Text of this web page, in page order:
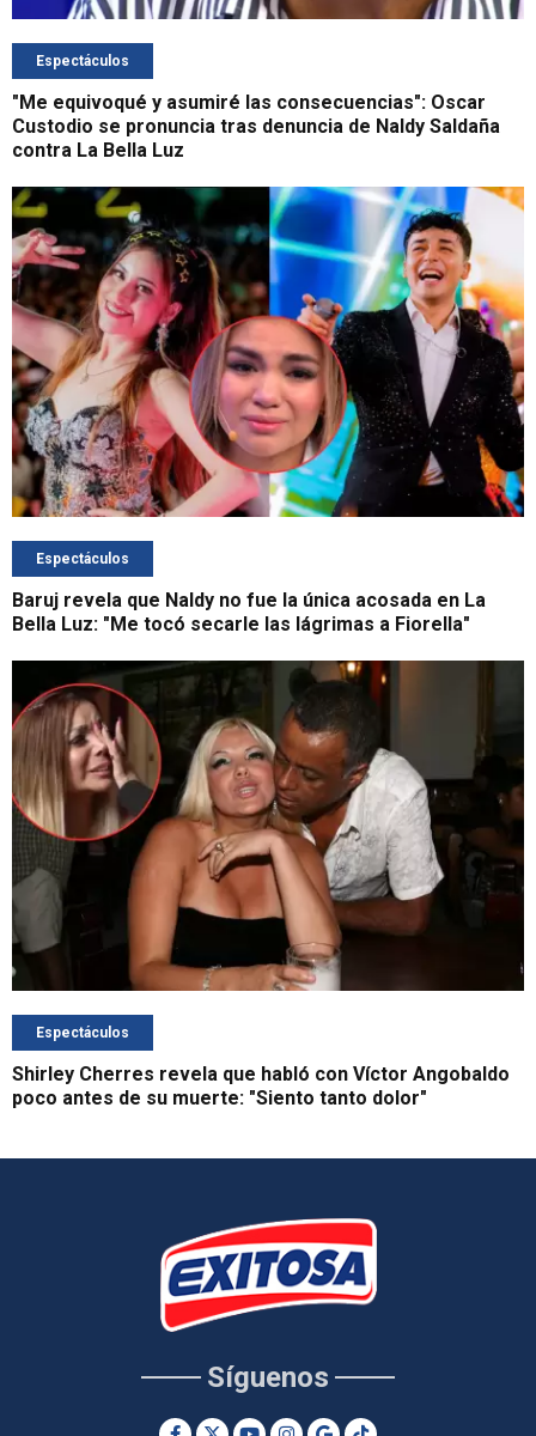
Espectáculos
"Me equivoqué y asumiré las consecuencias": Oscar
Custodio se pronuncia tras denuncia de Naldy Saldaña
contra La Bella Luz
Espectáculos
Baruj revela que Naldy no fue la única acosada en La
Bella Luz: "Me tocó secarle las lágrimas a Fiorella"
Espectáculos
Shirley Cherres revela que habló con Víctor Angobaldo
poco antes de su muerte: "Siento tanto dolor"
Síguenos